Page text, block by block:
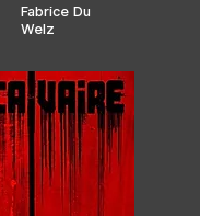
Fabrice Du
Welz